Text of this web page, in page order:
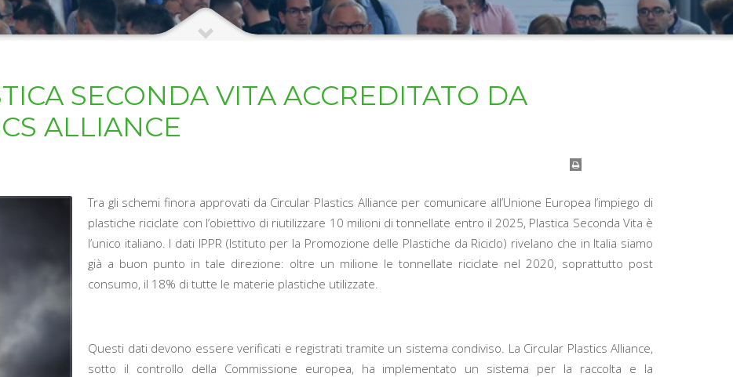
SECONDA VITA ACCREDITATO DA
ALLIANCE
Tra gli schemi finora approvati da Circular Plastics Alliance per comunicare all’Unione Europea l’impiego di
plastiche riciclate con l’obiettivo di riutilizzare 10 milioni di tonnellate entro il 2025, Plastica Seconda Vita è
l’unico italiano. I dati IPPR (Istituto per la Promozione delle Plastiche da Riciclo) rivelano che in Italia siamo
già a buon punto in tale direzione: oltre un milione le tonnellate riciclate nel 2020, soprattutto post
consumo, il 18% di tutte le materie plastiche utilizzate.
Questi dati devono essere verificati e registrati tramite un sistema condiviso. La Circular Plastics Alliance,
sotto il controllo della Commissione europea, ha implementato un sistema per la raccolta e la